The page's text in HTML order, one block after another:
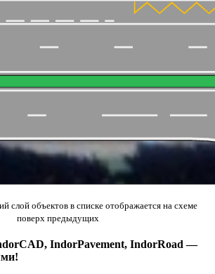
объектов в списке отображается на схеме
поверх предыдущих
IndorPavement, IndorRoad —